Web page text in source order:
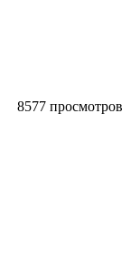
8577 просмотров